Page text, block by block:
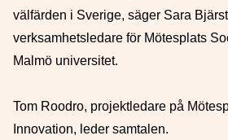
välfärden i Sverige, säger Sara
verksamhetsledare för Mötesplats
Malmö universitet.
Tom Roodro, projektledare på
Innovation, leder samtalen.